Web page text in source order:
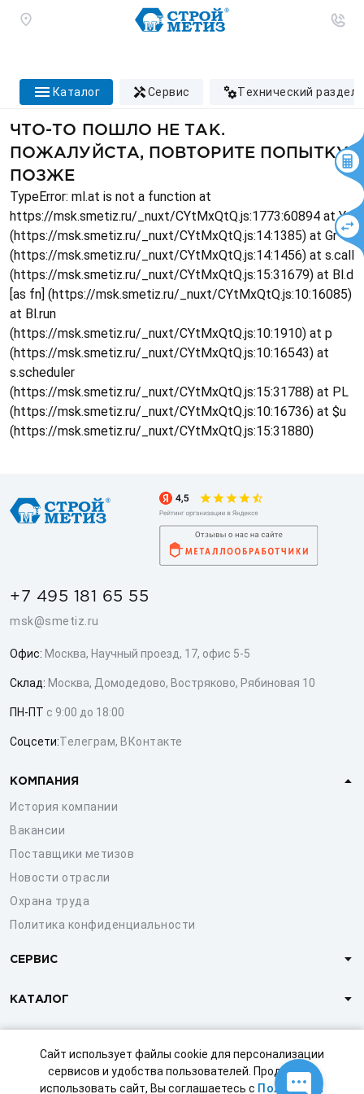
Сайт использует файлы cookie для персонализации
сервисов и удобства пользователей. Продолжая
использовать сайт, Вы соглашаетесь с Политикой
каталог сервис технический раздел
ЧТО-ТО ПОШЛО НЕ ТАК.
ПОЖАЛУЙСТА, ПОВТОРИТЕ ПОПЫТКУ
ПОЗЖЕ
TypeError: ml.at is not a function at
https://msk.smetiz.ru/_nuxt/CYtMxQtQ.js:1773:60894 at Ys
(https://msk.smetiz.ru/_nuxt/CYtMxQtQ.js:14:1385) at Gr
(https://msk.smetiz.ru/_nuxt/CYtMxQtQ.js:14:1456) at s.call
(https://msk.smetiz.ru/_nuxt/CYtMxQtQ.js:15:31679) at Bl.d
[as fn] (https://msk.smetiz.ru/_nuxt/CYtMxQtQ.js:10:16085)
at Bl.run
(https://msk.smetiz.ru/_nuxt/CYtMxQtQ.js:10:1910) at p
(https://msk.smetiz.ru/_nuxt/CYtMxQtQ.js:10:16543) at
s.scheduler
(https://msk.smetiz.ru/_nuxt/CYtMxQtQ.js:15:31788) at PL
(https://msk.smetiz.ru/_nuxt/CYtMxQtQ.js:10:16736) at $u
(https://msk.smetiz.ru/_nuxt/CYtMxQtQ.js:15:31880)
+7 495 181 65 55
msk@smetiz.ru
Офис: Москва, Научный проезд, 17, офис 5-5
Склад: Москва, Домодедово, Востряково, Рябиновая 10
ПН-ПТ с 9:00 до 18:00
Соцсети:Телеграм, ВКонтакте
КОМПАНИЯ
История компании
Вакансии
Поставщики метизов
Новости отрасли
Охрана труда
Политика конфиденциальности
СЕРВИС
КАТАЛОГ